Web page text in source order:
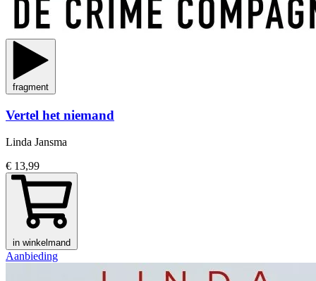
fragment
Vertel het niemand
Linda Jansma
€ 13,99
in winkelmand
Aanbieding